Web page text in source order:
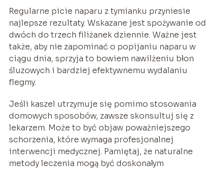
Regularne picie naparu z tymianku przyniesie
najlepsze rezultaty. Wskazane jest spożywanie od
dwóch do trzech filiżanek dziennie. Ważne jest
także, aby nie zapominać o popijaniu naparu w
ciągu dnia, sprzyja to bowiem nawilżeniu błon
śluzowych i bardziej efektywnemu wydalaniu
flegmy.
Jeśli kaszel utrzymuje się pomimo stosowania
domowych sposobów, zawsze skonsultuj się z
lekarzem. Może to być objaw poważniejszego
schorzenia, które wymaga profesjonalnej
interwencji medycznej. Pamiętaj, że naturalne
metody leczenia mogą być doskonałym